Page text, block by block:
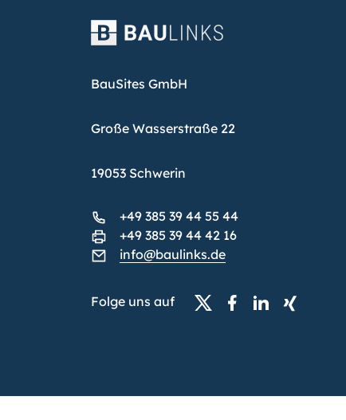
BauSites GmbH
Große Wasserstraße 22
19053 Schwerin
+49 385 39 44 55 44
+49 385 39 44 42 16
info@baulinks.de
Folge uns auf